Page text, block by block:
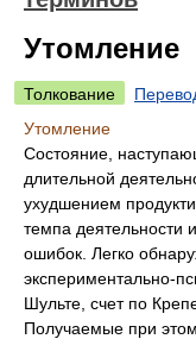
Утомление
Толкование
Утомление
Состояние,
длительной
ухудшением
темпа деятельности
ошибок. Легко
экспериментально-
Шульте, счет по
Получаемые при